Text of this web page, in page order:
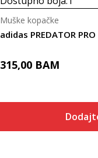
adidas PREDATOR PRO
Muške kopačke
315,00 BAM